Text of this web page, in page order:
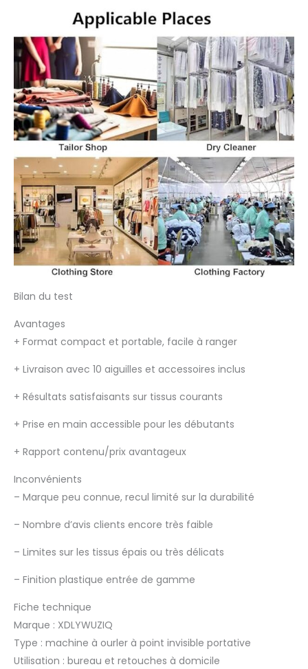
Bilan du test
Avantages
+ Format compact et portable, facile à ranger
+ Livraison avec 10 aiguilles et accessoires inclus
+ Résultats satisfaisants sur tissus courants
+ Prise en main accessible pour les débutants
+ Rapport contenu/prix avantageux
Inconvénients
– Marque peu connue, recul limité sur la durabilité
– Nombre d’avis clients encore très faible
– Limites sur les tissus épais ou très délicats
– Finition plastique entrée de gamme
Fiche technique
Marque : XDLYWUZIQ
Type : machine à ourler à point invisible portative
Utilisation : bureau et retouches à domicile